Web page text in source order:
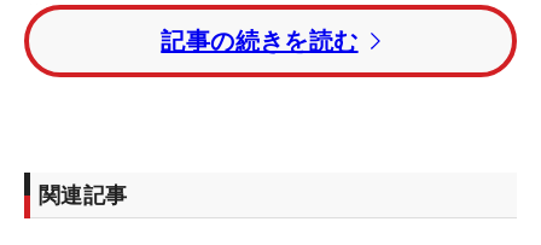
紫外線が強くなるこの季節、堀川も日焼け止めが欠
かせない。「今年から日焼け止めもはじめました」
と手に持つのは『Rêve SENTEUR（レーヴ ソントゥ
焼け止めだ。
記事の続きを読む
関連記事